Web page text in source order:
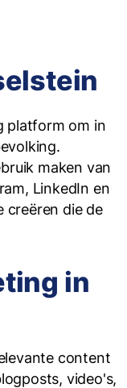
platform om in
maken van
LinkedIn en
creëren die de
in
content
video's,